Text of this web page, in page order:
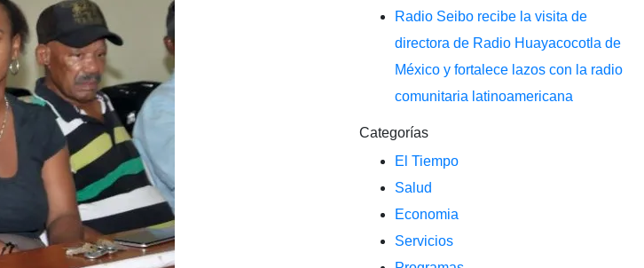
Radio Seibo recibe la visita de
directora de Radio Huayacocotla de
México y fortalece lazos con la radio
comunitaria latinoamericana
Categorías
El Tiempo
Salud
Economia
Servicios